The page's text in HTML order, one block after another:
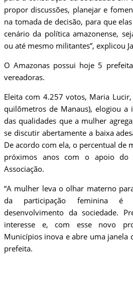
propor discussões, planejar e
na tomada de decisão, para que
cenário da política amazonense,
ou até mesmo militantes”, explicou
O Amazonas possui hoje 5
vereadoras.
Eleita com 4.257 votos, Maria
quilômetros de Manaus), elogiou a
das qualidades que a mulher
se discutir abertamente a baixa
De acordo com ela, o percentual de
próximos anos com o apoio do
Associação.
“A mulher leva o olhar materno
da participação feminina é
desenvolvimento da sociedade.
interesse e, com esse novo
Municípios inova e abre uma janela
prefeita.